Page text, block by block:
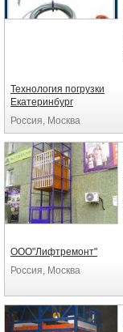
Технология погрузки
Екатеринбург
Россия, Москва
ООО"Лифтремонт"
Россия, Москва